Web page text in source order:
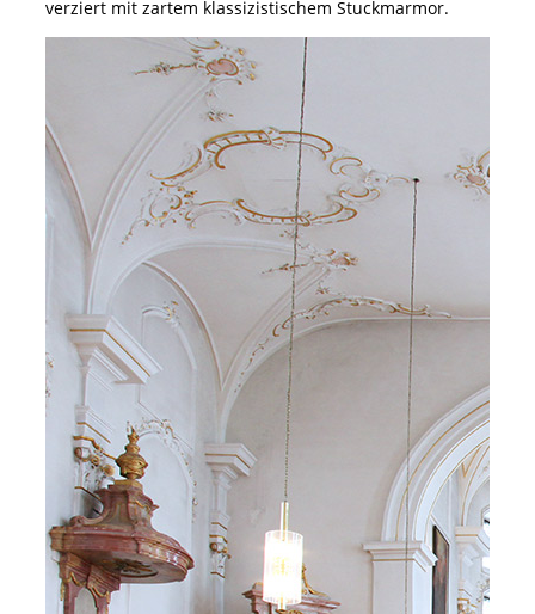
verziert mit zartem klassizistischem Stuckmarmor.